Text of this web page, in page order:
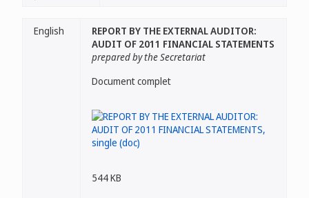
English
REPORT BY THE EXTERNAL AUDITOR:
AUDIT OF 2011 FINANCIAL STATEMENTS
prepared by the Secretariat
Document complet
544 KB